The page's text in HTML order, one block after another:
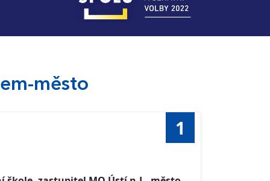
město
1